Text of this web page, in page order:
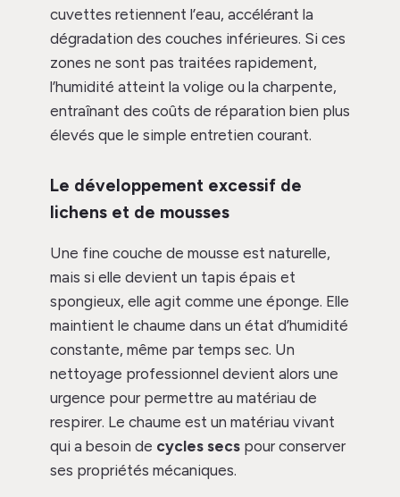
cuvettes retiennent l’eau, accélérant la
dégradation des couches inférieures. Si ces
zones ne sont pas traitées rapidement,
l’humidité atteint la volige ou la charpente,
entraînant des coûts de réparation bien plus
élevés que le simple entretien courant.
Le développement excessif de
lichens et de mousses
Une fine couche de mousse est naturelle,
mais si elle devient un tapis épais et
spongieux, elle agit comme une éponge. Elle
maintient le chaume dans un état d’humidité
constante, même par temps sec. Un
nettoyage professionnel devient alors une
urgence pour permettre au matériau de
respirer. Le chaume est un matériau vivant
qui a besoin de cycles secs pour conserver
ses propriétés mécaniques.